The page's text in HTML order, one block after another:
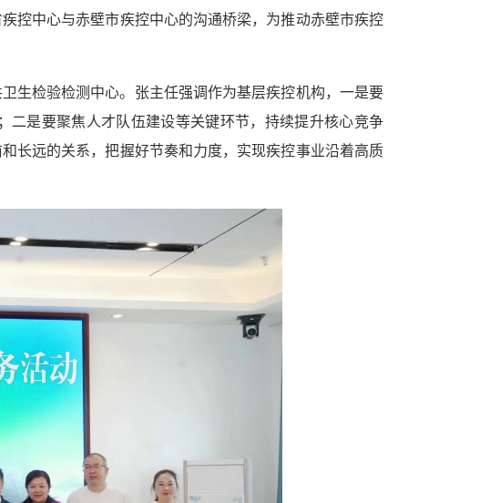
控中心与赤壁市疾控中心的沟通桥梁，为推动赤壁市疾控
生检验检测中心。张主任强调作为基层疾控机构，一是要
二是要聚焦人才队伍建设等关键环节，持续提升核心竞争
长远的关系，把握好节奏和力度，实现疾控事业沿着高质